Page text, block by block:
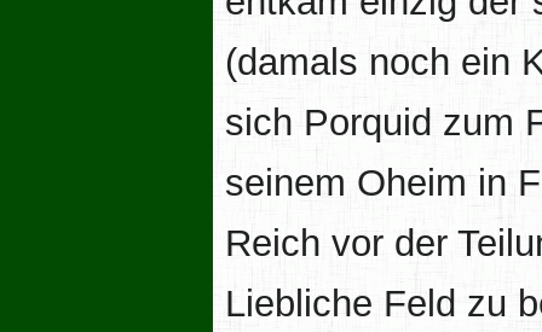
(damals noch ein
sich Porquid zum
seinem Oheim in
Reich vor der
Liebliche Feld zu